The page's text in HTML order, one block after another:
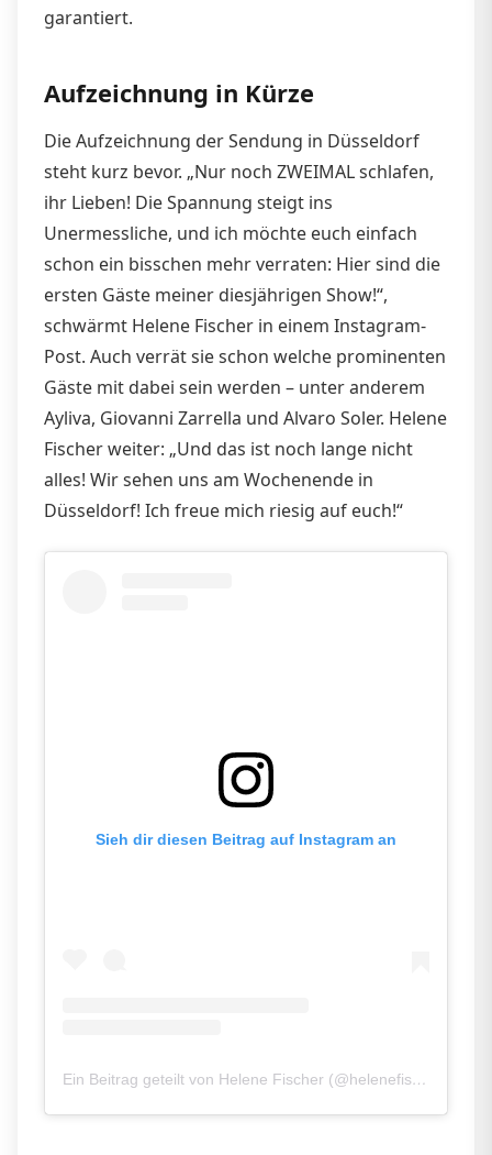
garantiert.
Aufzeichnung in Kürze
Die Aufzeichnung der Sendung in Düsseldorf
steht kurz bevor. „Nur noch ZWEIMAL schlafen,
ihr Lieben! Die Spannung steigt ins
Unermessliche, und ich möchte euch einfach
schon ein bisschen mehr verraten: Hier sind die
ersten Gäste meiner diesjährigen Show!“,
schwärmt Helene Fischer in einem Instagram-
Post. Auch verrät sie schon welche prominenten
Gäste mit dabei sein werden – unter anderem
Ayliva, Giovanni Zarrella und Alvaro Soler. Helene
Fischer weiter: „Und das ist noch lange nicht
alles! Wir sehen uns am Wochenende in
Düsseldorf! Ich freue mich riesig auf euch!“
Sieh dir diesen Beitrag auf Instagram an
Ein Beitrag geteilt von Helene Fischer (@helenefischer)